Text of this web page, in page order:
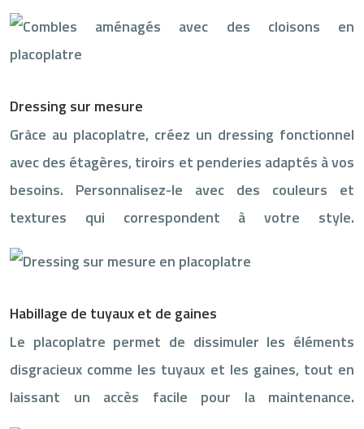
Dressing sur mesure
Grâce au placoplatre, créez un dressing fonctionnel
avec des étagères, tiroirs et penderies adaptés à vos
besoins. Personnalisez-le avec des couleurs et
textures qui correspondent à votre style.
Habillage de tuyaux et de gaines
Le placoplatre permet de dissimuler les éléments
disgracieux comme les tuyaux et les gaines, tout en
laissant un accès facile pour la maintenance.